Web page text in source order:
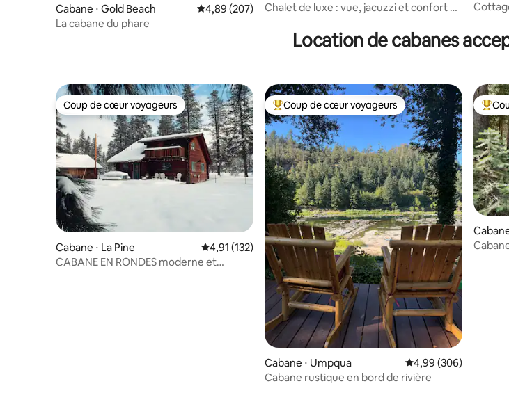
Cabane ⋅ Gold Beach Évaluation moyenne sur la base de 207 commentaires : 4,89 sur 5
4,89 (207)
La cabane du phare
Chalet de luxe : vue, jacuzzi et confort au
Location de cabanes
Coup de cœur voyageurs
Coup de cœur voyageurs
Cabane ⋅ La Pine Évaluation moyenne sur la base de 132 commentaires : 4,91 sur 5
4,91 (132)
CABANE EN RONDES moderne et
Coups de cœur voyageurs les plus appréciés
Coup de cœur voyageurs
Cabane ⋅ Umpqua Évaluation moyenne
4,99 (306)
Cabane rustique en bord de rivière